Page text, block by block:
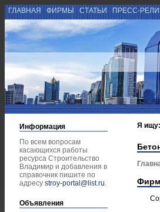
ГЛАВНАЯ ФИРМЫ СТАТЬИ ПРЕСС-
Информация
По всем вопросам
касающихся работы
ресурса Строительство
Владимир и добавления в
справочник пишите по
адресу stroy-portal@list.ru.
Объявления
Я ищу: